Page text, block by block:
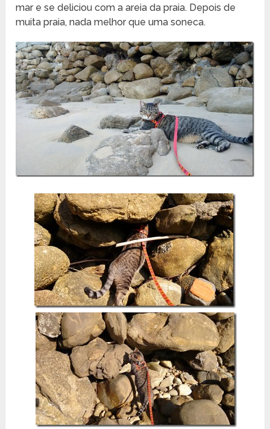
mar e se deliciou com a areia da praia. Depois de
muita praia, nada melhor que uma soneca.